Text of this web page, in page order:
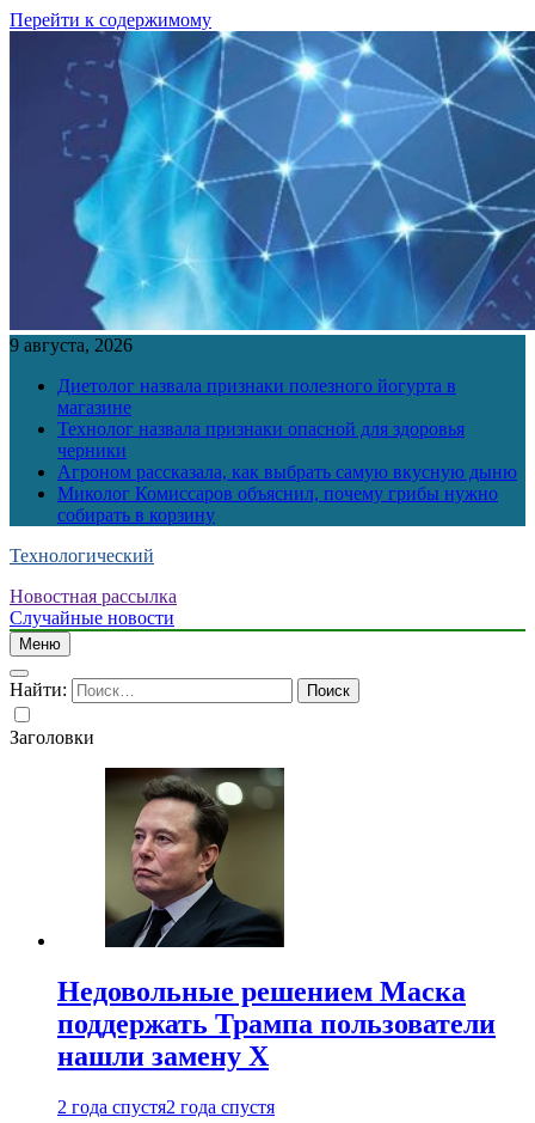
Перейти к содержимому
9 августа, 2026
Диетолог назвала признаки полезного йогурта в
магазине
Технолог назвала признаки опасной для здоровья
черники
Агроном рассказала, как выбрать самую вкусную дыню
Миколог Комиссаров объяснил, почему грибы нужно
собирать в корзину
Технологический
Новостная рассылка
Случайные новости
Меню
Найти:
Заголовки
Недовольные решением Маска
поддержать Трампа пользователи
нашли замену X
2 года спустя2 года спустя